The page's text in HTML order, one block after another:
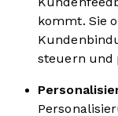
kommt. Sie
steuern und